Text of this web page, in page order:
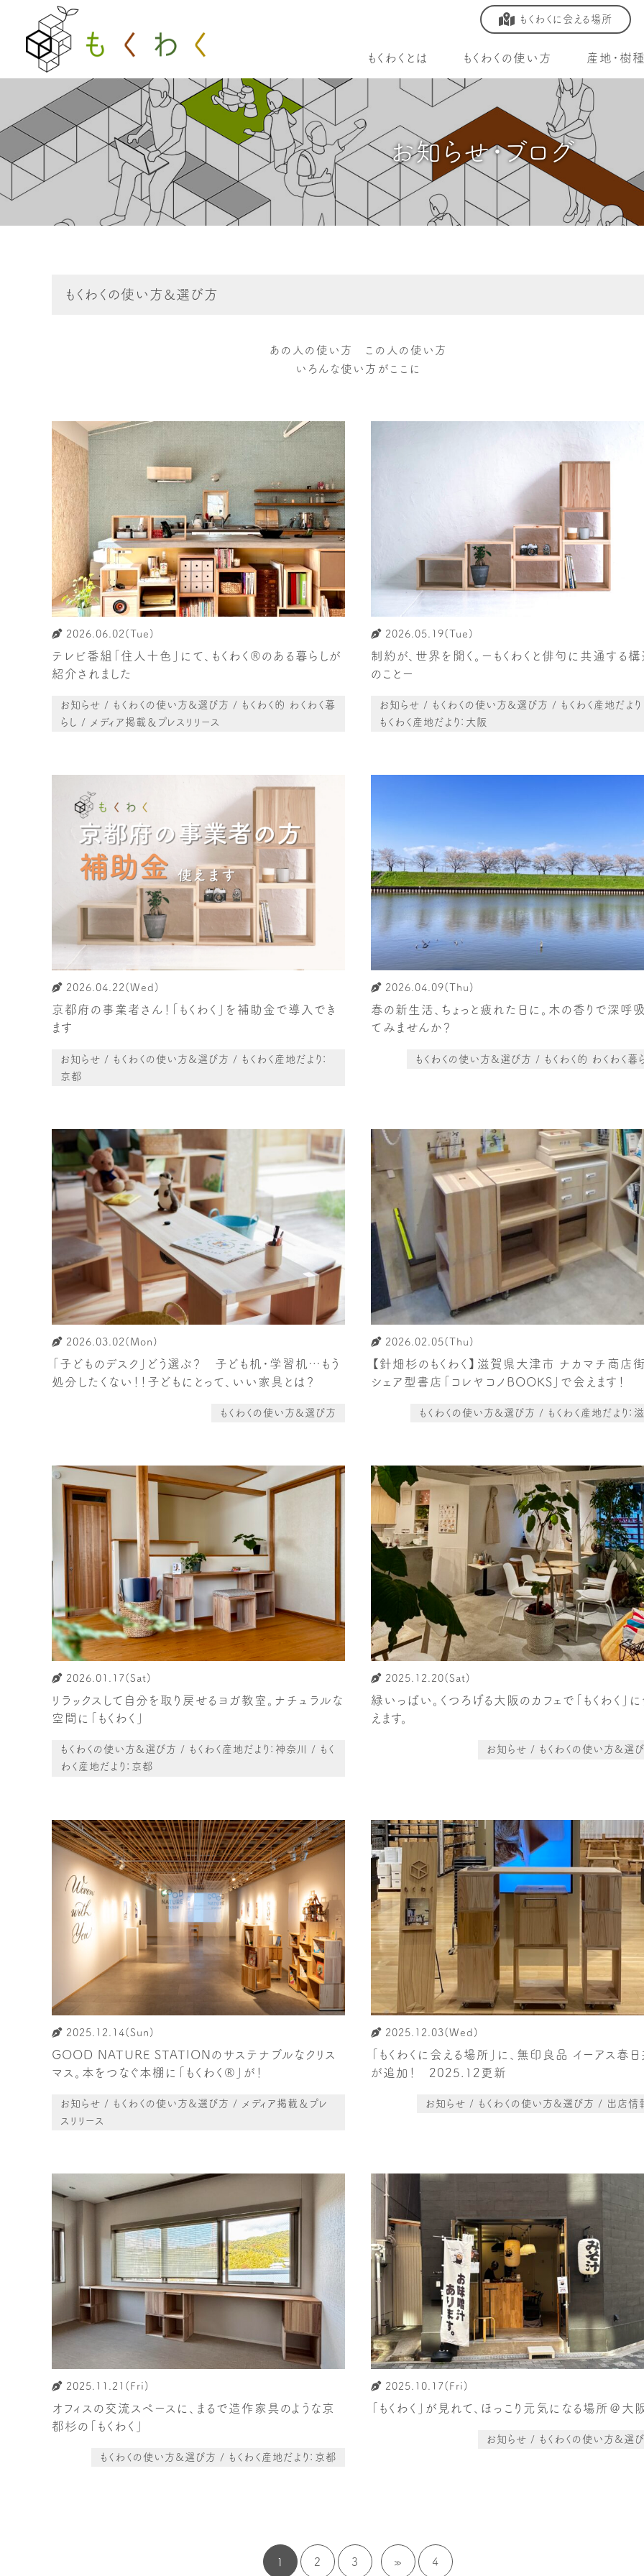
もくわくに会える場所
もくわくとは もくわくの使い方 産地・樹
お知らせ・ブログ
もくわくの使い方&選び方
あの人の使い方 この人の使い方
いろんな使い方がここに
2026.06.02(Tue)
テレビ番組「住人十色」にて、もくわく®︎のある暮らしが
紹介されました
お知らせ / もくわくの使い方&選び方 / もくわく的 わくわく暮
らし / メディア掲載＆プレスリリース
2026.05.19(Tue)
制約が、世界を開く。ーもくわくと俳句に共通する
のことー
お知らせ / もくわくの使い方&選び方 / もくわく産地だよ
もくわく産地だより：大阪
2026.04.22(Wed)
京都府の事業者さん！「もくわく」を補助金で導入でき
ます
お知らせ / もくわくの使い方&選び方 / もくわく産地だより：
京都
2026.04.09(Thu)
春の新生活、ちょっと疲れた日に。木の香りで深呼
てみませんか？
もくわくの使い方&選び方 / もくわく的 わくわく暮
2026.03.02(Mon)
「子どものデスク」どう選ぶ？ 子ども机・学習机…もう
処分したくない！！子どもにとって、いい家具とは？
もくわくの使い方&選び方
2026.02.05(Thu)
【針畑杉のもくわく】滋賀県大津市 ナカマチ商店
シェア型書店「コレヤコノBOOKS」で会えます！
もくわくの使い方&選び方 / もくわく産地だより：
2026.01.17(Sat)
リラックスして自分を取り戻せるヨガ教室。ナチュラルな
空間に「もくわく」
もくわくの使い方&選び方 / もくわく産地だより：神奈川 / もく
わく産地だより：京都
2025.12.20(Sat)
緑いっぱい。くつろげる大阪のカフェで「もくわく」
えます。
お知らせ / もくわくの使い方&選
2025.12.14(Sun)
GOOD NATURE STATIONのサステナブルなクリス
マス。本をつなぐ本棚に「もくわく®︎」が！
お知らせ / もくわくの使い方&選び方 / メディア掲載＆プレ
スリリース
2025.12.03(Wed)
「もくわくに会える場所」に、無印良品 イーアス春
が追加！ 2025.12更新
お知らせ / もくわくの使い方&選び方 / 出店情
2025.11.21(Fri)
オフィスの交流スペースに、まるで造作家具のような京
都杉の「もくわく」
もくわくの使い方&選び方 / もくわく産地だより：京都
2025.10.17(Fri)
「もくわく」が見れて、ほっこり元気になる場所＠大
お知らせ / もくわくの使い方&選
1 2 3 » 4